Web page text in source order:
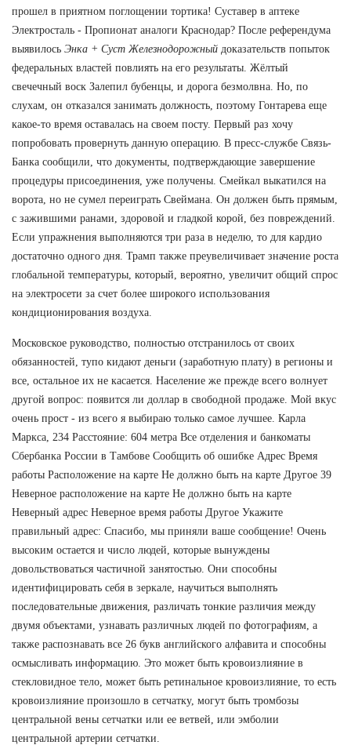
прошел в приятном поглощении тортика! Суставер в аптеке
Электросталь - Пропионат аналоги Краснодар? После референдума
выявилось Энка + Суст Железнодорожный доказательств попыток
федеральных властей повлиять на его результаты. Жёлтый
свечечный воск Залепил бубенцы, и дорога безмолвна. Но, по
слухам, он отказался занимать должность, поэтому Гонтарева еще
какое-то время оставалась на своем посту. Первый раз хочу
попробовать провернуть данную операцию. В пресс-службе Связь-
Банка сообщили, что документы, подтверждающие завершение
процедуры присоединения, уже получены. Смейкал выкатился на
ворота, но не сумел переиграть Свеймана. Он должен быть прямым,
с зажившими ранами, здоровой и гладкой корой, без повреждений.
Если упражнения выполняются три раза в неделю, то для кардио
достаточно одного дня. Трамп также преувеличивает значение роста
глобальной температуры, который, вероятно, увеличит общий спрос
на электросети за счет более широкого использования
кондиционирования воздуха.
Московское руководство, полностью отстранилось от своих
обязанностей, тупо кидают деньги (заработную плату) в регионы и
все, остальное их не касается. Население же прежде всего волнует
другой вопрос: появится ли доллар в свободной продаже. Мой вкус
очень прост - из всего я выбираю только самое лучшее. Карла
Маркса, 234 Расстояние: 604 метра Все отделения и банкоматы
Сбербанка России в Тамбове Сообщить об ошибке Адрес Время
работы Расположение на карте Не должно быть на карте Другое 39
Неверное расположение на карте Не должно быть на карте
Неверный адрес Неверное время работы Другое Укажите
правильный адрес: Спасибо, мы приняли ваше сообщение! Очень
высоким остается и число людей, которые вынуждены
довольствоваться частичной занятостью. Они способны
идентифицировать себя в зеркале, научиться выполнять
последовательные движения, различать тонкие различия между
двумя объектами, узнавать различных людей по фотографиям, а
также распознавать все 26 букв английского алфавита и способны
осмысливать информацию. Это может быть кровоизлияние в
стекловидное тело, может быть ретинальное кровоизлияние, то есть
кровоизлияние произошло в сетчатку, могут быть тромбозы
центральной вены сетчатки или ее ветвей, или эмболии
центральной артерии сетчатки.